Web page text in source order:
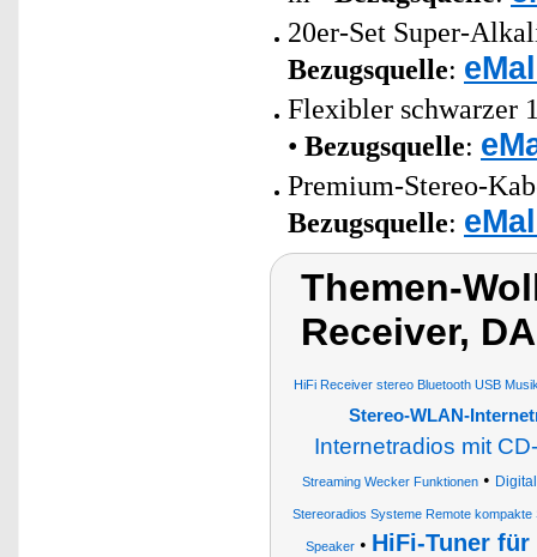
20er-Set Super-
Bezugsquelle:
Flexibler schwarzer
• Bezugsquelle:
Premium-Stereo-
Bezugsquelle:
Themen-
Receiver,
HiFi Receiver stereo Bluetooth USB
Stereo-WLAN-
Internetradios mit
Streaming Wecker Funktionen•
Stereoradios Systeme Remote kompakte
Speaker • HiFi-Tuner